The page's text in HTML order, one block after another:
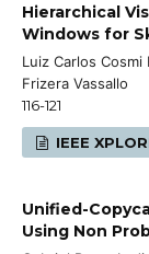
Hierarchical
Windows for
Luiz Carlos
Frizera Vassallo
116-121
IEEE
Unified-
Using Non